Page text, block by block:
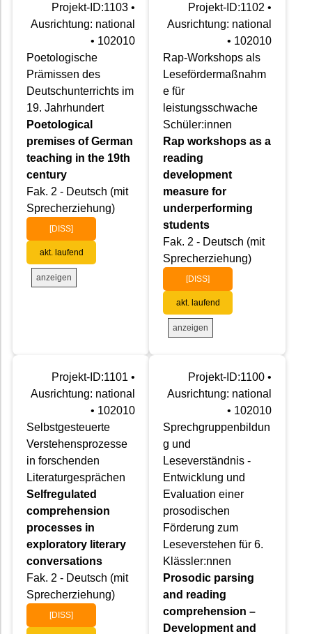
Projekt-ID:1103 •
Ausrichtung: national
• 102010
Poetologische
Prämissen des
Deutschunterrichts im
19. Jahrhundert
Poetological
premises of German
teaching in the 19th
century
Fak. 2 - Deutsch (mit
Sprecherziehung)
[DISS]
akt. laufend
anzeigen
Projekt-ID:1102 •
Ausrichtung: national
• 102010
Rap-Workshops als
Lesefördermaßnahm
e für
leistungsschwache
Schüler:innen
Rap workshops as a
reading
development
measure for
underperforming
students
Fak. 2 - Deutsch (mit
Sprecherziehung)
[DISS]
akt. laufend
anzeigen
Projekt-ID:1101 •
Ausrichtung: national
• 102010
Selbstgesteuerte
Verstehensprozesse
in forschenden
Literaturgesprächen
Selfregulated
comprehension
processes in
exploratory literary
conversations
Fak. 2 - Deutsch (mit
Sprecherziehung)
[DISS]
Projekt-ID:1100 •
Ausrichtung: national
• 102010
Sprechgruppenbildun
g und
Leseverständnis -
Entwicklung und
Evaluation einer
prosodischen
Förderung zum
Leseverstehen für 6.
Klässler:nnen
Prosodic parsing
and reading
comprehension –
Development and